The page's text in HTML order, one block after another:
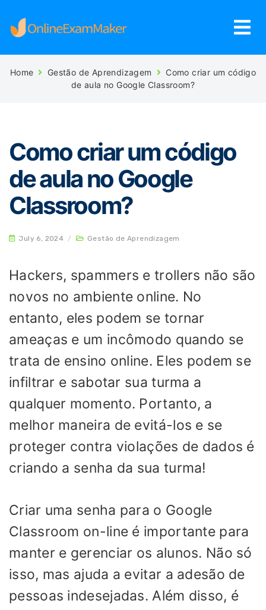
Home Gestão de Aprendizagem
Como criar um código
de aula no Google Classroom?
Como criar um código
de aula no Google
Classroom?
July 6, 2024 / Gestão de Aprendizagem
Hackers, spammers e trollers não são
novos no ambiente online. No
entanto, eles podem se tornar
ameaças e um incômodo quando se
trata de ensino online. Eles podem se
infiltrar e sabotar sua turma a
qualquer momento. Portanto, a
melhor maneira de evitá-los e se
proteger contra violações de dados é
criando a senha da sua turma!
Criar uma senha para o Google
Classroom on-line é importante para
manter e gerenciar os alunos. Não só
isso, mas ajuda a evitar a adesão de
pessoas indesejadas. Além disso, é